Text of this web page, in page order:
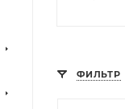
ФИЛЬТР